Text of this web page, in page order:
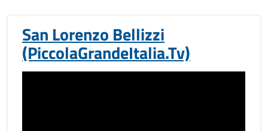
San Lorenzo Bellizzi
(PiccolaGrandeItalia.Tv)